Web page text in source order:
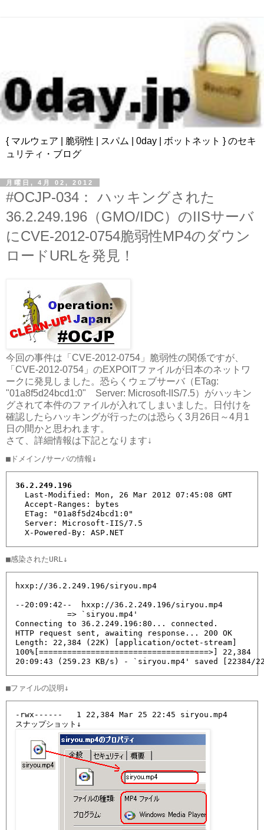
{ マルウェア | 脆弱性 | スパム | 0day | ボットネット } のセキ
ュリティ・ブログ
月曜日, 4月 02, 2012
#OCJP-034： ハッキングされた
36.2.249.196（GMO/IDC）のIISサーバ
にCVE-2012-0754脆弱性MP4のダウン
ロードURLを発見！
今回の事件は「CVE-2012-0754」脆弱性の関係ですが、
「CVE-2012-0754」のEXPOITファイルが日本のネットワ
ークに発見しました。恐らくウェブサーバ（ETag:
"01a8f5d24bcd1:0" Server: Microsoft-IIS/7.5）がハッキン
グされて本件のファイルが入れてしまいました。日付けを
確認したらハッキングが行ったのは恐らく3月26日～4月1
日の間かと思われます。
さて、詳細情報は下記となります↓
36.2.249.196
  Last-Modified: Mon, 26 Mar 2012 07:45:08 GMT
  Accept-Ranges: bytes
  ETag: "01a8f5d24bcd1:0"
  Server: Microsoft-IIS/7.5
  X-Powered-By: ASP.NET
hxxp://36.2.249.196/siryou.mp4
--20:09:42--  hxxp://36.2.249.196/siryou.mp4
           => `siryou.mp4'
Connecting to 36.2.249.196:80... connected.
HTTP request sent, awaiting response... 200 OK
Length: 22,384 (22K) [application/octet-stream]
100%[====================================>]
20:09:43 (259.23 KB/s) - `siryou.mp4' saved [22384/
-rwx------   1 22,384 Mar 25 22:45 siryou.mp4